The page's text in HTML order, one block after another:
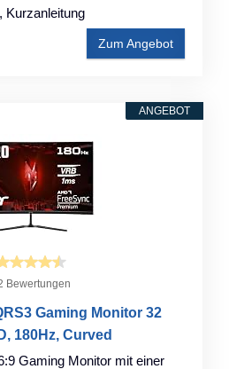
Kurzanleitung
Zum Angebot
ANGEBOT
Bewertungen
Gaming Monitor 32
180Hz, Curved
Gaming Monitor mit einer